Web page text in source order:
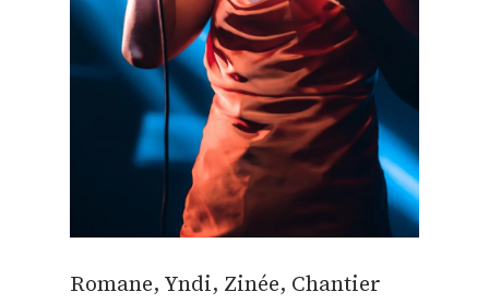
Romane, Yndi, Zinée, Chantier